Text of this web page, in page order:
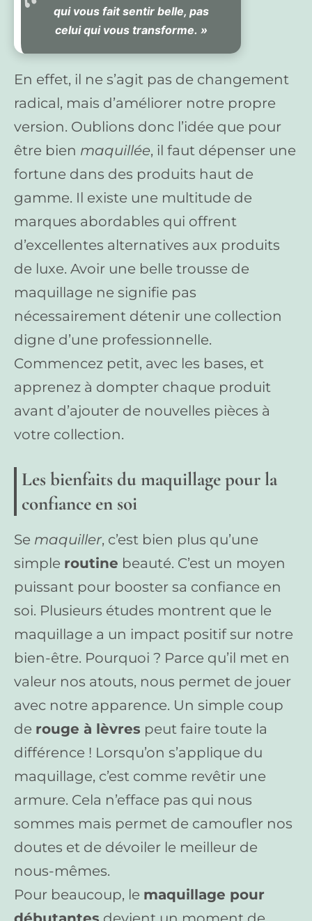
qui vous fait sentir belle, pas
celui qui vous transforme. »
En effet, il ne s’agit pas de changement
radical, mais d’améliorer notre propre
version. Oublions donc l’idée que pour
être bien maquillée, il faut dépenser une
fortune dans des produits haut de
gamme. Il existe une multitude de
marques abordables qui offrent
d’excellentes alternatives aux produits
de luxe. Avoir une belle trousse de
maquillage ne signifie pas
nécessairement détenir une collection
digne d’une professionnelle.
Commencez petit, avec les bases, et
apprenez à dompter chaque produit
avant d’ajouter de nouvelles pièces à
votre collection.
Les bienfaits du maquillage pour la
confiance en soi
Se maquiller, c’est bien plus qu’une
simple routine beauté. C’est un moyen
puissant pour booster sa confiance en
soi. Plusieurs études montrent que le
maquillage a un impact positif sur notre
bien-être. Pourquoi ? Parce qu’il met en
valeur nos atouts, nous permet de jouer
avec notre apparence. Un simple coup
de rouge à lèvres peut faire toute la
différence ! Lorsqu’on s’applique du
maquillage, c’est comme revêtir une
armure. Cela n’efface pas qui nous
sommes mais permet de camoufler nos
doutes et de dévoiler le meilleur de
nous-mêmes.
Pour beaucoup, le maquillage pour